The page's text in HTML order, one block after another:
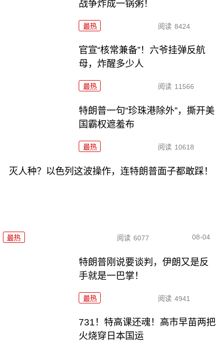
战争炸成一锅粥！
最热 阅读 8424
官宣“核常兼备”！六爷挂弹反航
母，炸醒多少人
最热 阅读 11566
特朗普一句“珍珠港除外”，撕开美
国霸权遮羞布
最热 阅读 10618
灭人种？以色列这波操作，连特朗普面子都敢踩！
最热 阅读 6077 08-04
特朗普刚说要谈判，伊朗又是反
手就是一巴掌！
最热 阅读 4941
731！特高课还魂！高市早苗两把
火烧穿日本国运